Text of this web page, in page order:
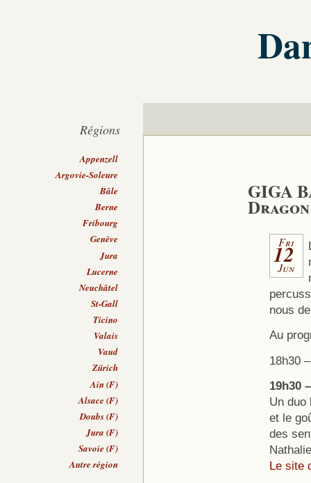
GIGA
Dragon
Fri
12
Jun
nous
Au
18h30
19h30
Un duo
et le
des
Le site
Régions
Appenzell
Argovie-Soleure
Bâle
Berne
Fribourg
Genève
Jura
Lucerne
Neuchâtel
St-Gall
Ticino
Valais
Vaud
Zürich
Ain (F)
Alsace (F)
Doubs (F)
Jura (F)
Savoie (F)
Autre région